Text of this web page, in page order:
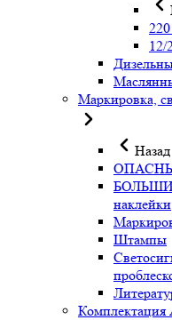
12/
Маркировка,
Назад
наклейки
Штампы